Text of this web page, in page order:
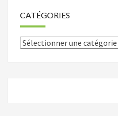
CATÉGORIES
Catégories